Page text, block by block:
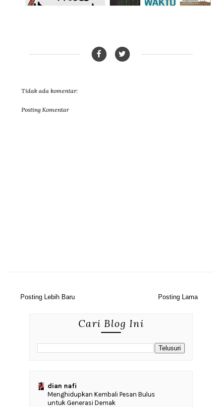
Tidak ada komentar:
Posting Komentar
Posting Lebih Baru Posting Lama
Cari Blog Ini
dian nafi
Menghidupkan Kembali Pesan Bulus
untuk Generasi Demak